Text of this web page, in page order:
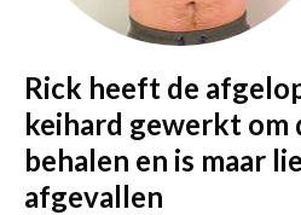
Rick heeft de
keihard gewerkt
behalen en is maar
afgevallen